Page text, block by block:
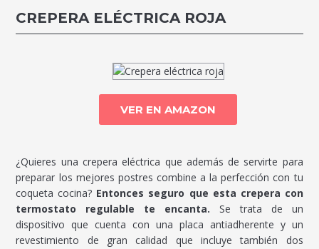
CREPERA ELÉCTRICA ROJA
VER EN AMAZON
¿Quieres una crepera eléctrica que además de servirte para
preparar los mejores postres combine a la perfección con tu
coqueta cocina? Entonces seguro que esta crepera con
termostato regulable te encanta. Se trata de un
dispositivo que cuenta con una placa antiadherente y un
revestimiento de gran calidad que incluye también dos